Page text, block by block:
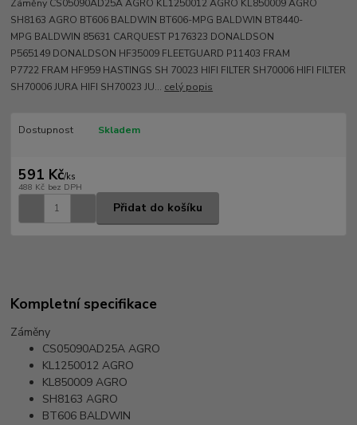
Záměny CS05090AD25A AGRO KL1250012 AGRO KL850009 AGRO
SH8163 AGRO BT606 BALDWIN BT606-MPG BALDWIN BT8440-
MPG BALDWIN 85631 CARQUEST P176323 DONALDSON
P565149 DONALDSON HF35009 FLEETGUARD P11403 FRAM
P7722 FRAM HF959 HASTINGS SH 70023 HIFI FILTER SH70006 HIFI FILTER
SH70006 JURA HIFI SH70023 JU... celý popis
Dostupnost Skladem
591 Kč/ks
488 Kč bez DPH
Přidat do košíku
Kompletní specifikace
Záměny
CS05090AD25A AGRO
KL1250012 AGRO
KL850009 AGRO
SH8163 AGRO
BT606 BALDWIN